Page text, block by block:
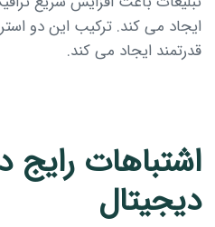
ایجاد می کند. ترکیب این دو
قدرتمند ایجاد می کند.
اشتباهات رایج
دیجیتال